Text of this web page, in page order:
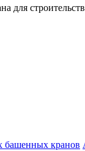
для
башенных кранов